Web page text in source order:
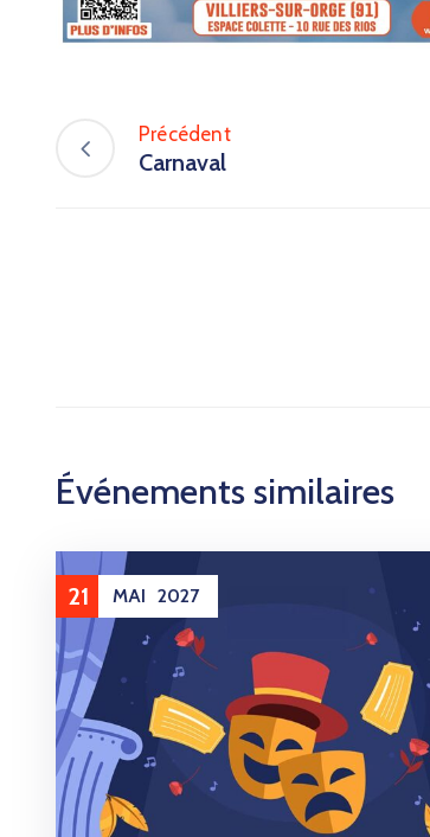
Précédent
Carnaval
Événements similaires
21 MAI 2027